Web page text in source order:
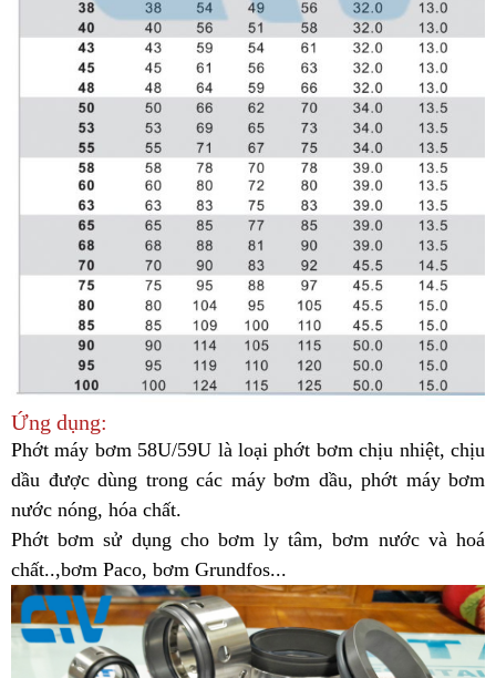
Ứng dụng:
Phớt máy bơm 58U/59U là loại phớt bơm chịu nhiệt, chịu
dầu được dùng trong các máy bơm dầu, phớt máy bơm
nước nóng, hóa chất.
Phớt bơm sử dụng cho bơm ly tâm, bơm nước và hoá
chất..,bơm Paco, bơm Grundfos...